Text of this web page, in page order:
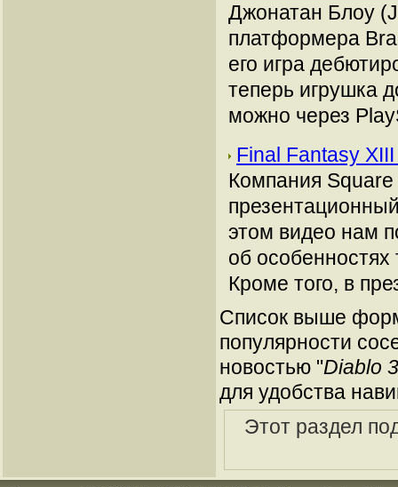
Джонатан Блоу
платформера
его игра
теперь игрушка
можно через
Final Fantasy
Компания
этом видео нам
об особенностях
Кроме того, в
Список выше
популярности
новостью "Diablo
для удобства
Этот раздел